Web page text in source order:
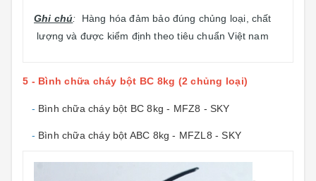
Ghi chú: Hàng hóa đảm bảo đúng chủng loại, chất
lượng và được kiểm định theo tiêu chuẩn Việt nam
5 - Bình chữa cháy bột BC 8kg (2 chủng loại)
- Bình chữa cháy bột BC 8kg - MFZ8 - SKY
- Bình chữa cháy bột ABC 8kg - MFZL8 - SKY